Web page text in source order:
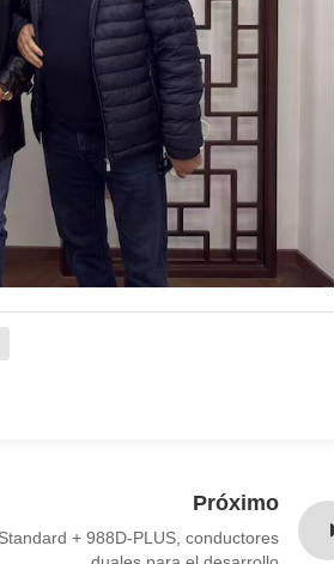
Próximo
+ 988D-PLUS, conductores